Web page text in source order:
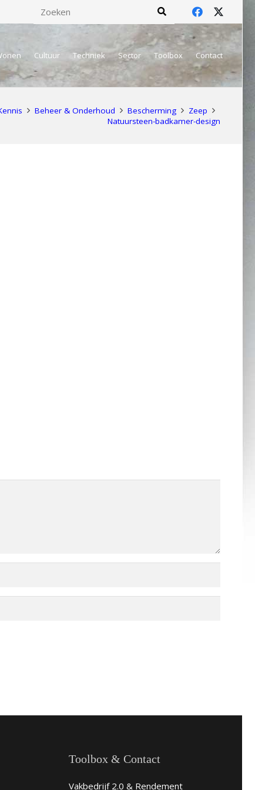
Cultuur Techniek Sector Toolbox Contact
Beheer & Onderhoud Bescherming
Zeep
Natuursteen-badkamer-design
Toolbox & Contact
Vakbedrijf 2.0 & Rendement